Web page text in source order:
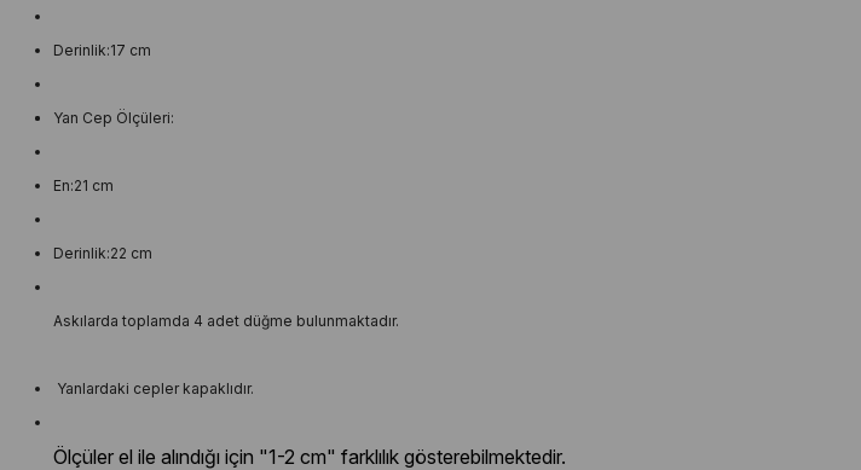
Derinlik:17 cm
Yan Cep Ölçüleri:
En:21 cm
Derinlik:22 cm
Askılarda toplamda 4 adet düğme bulunmaktadır.
Yanlardaki cepler kapaklıdır.
Ölçüler el ile alındığı için "1-2 cm" farklılık gösterebilmektedir.